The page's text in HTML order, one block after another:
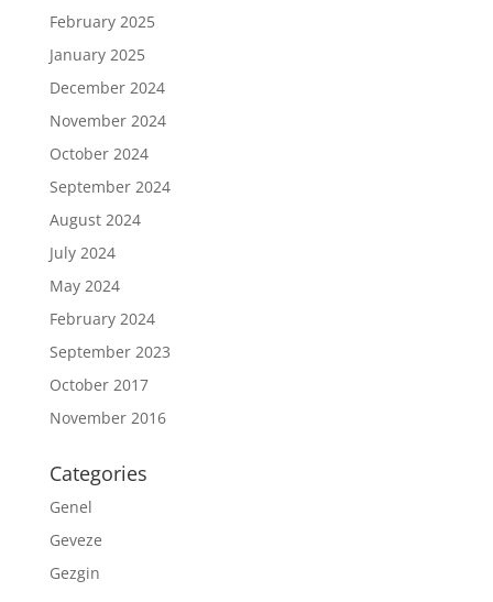
February 2025
January 2025
December 2024
November 2024
October 2024
September 2024
August 2024
July 2024
May 2024
February 2024
September 2023
October 2017
November 2016
Categories
Genel
Geveze
Gezgin